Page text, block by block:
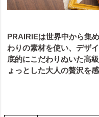
PRAIRIEは世界中から集
わりの素材を使い、デザ
底的にこだわりぬいた高
ょっとした大人の贅沢を